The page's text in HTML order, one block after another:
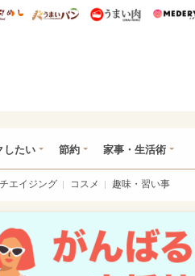
ズニー特集
うまいめし うまいパン うまい肉
したい 節約 家事・生活術
エイジング コスメ 趣味・習い事